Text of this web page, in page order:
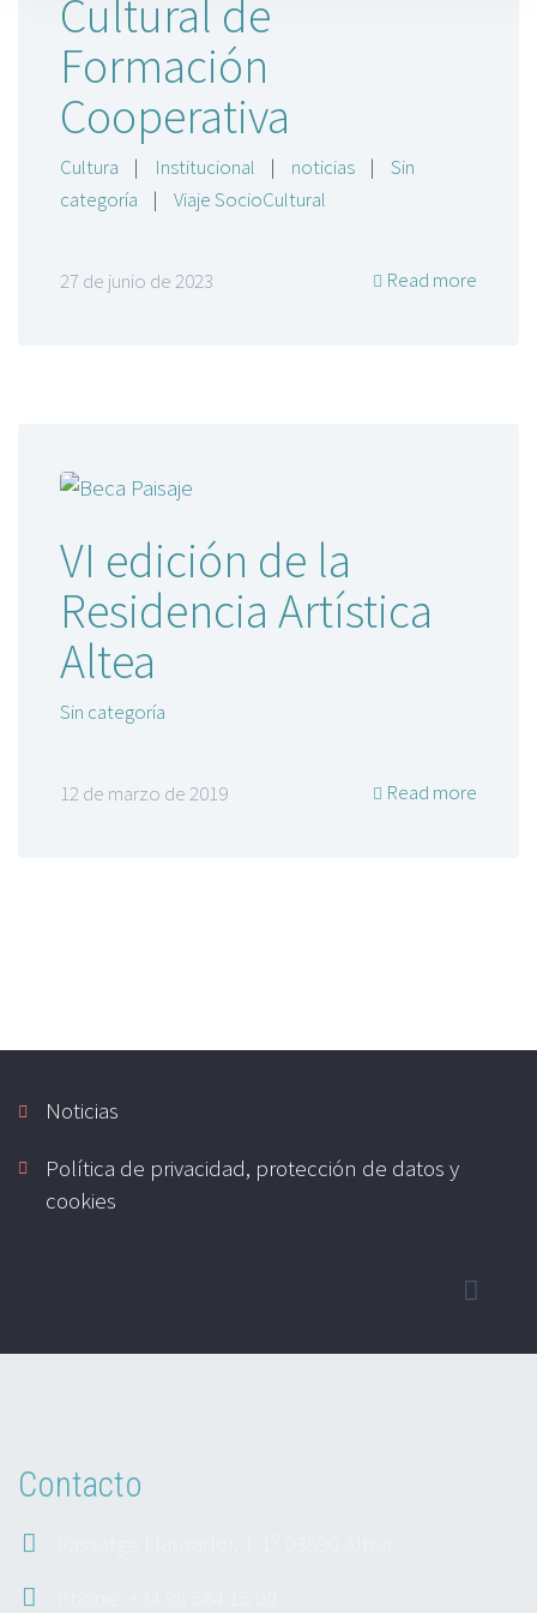
Cultural de
Formación
Cooperativa
Cultura | Institucional | noticias |
Sin
categoría
| Viaje SocioCultural
27 de junio de 2023 Read more
VI edición de la
Residencia Artística
Altea
Sin categoría
12 de marzo de 2019 Read more
Noticias
Política de privacidad, protección de datos y
cookies
Contacto